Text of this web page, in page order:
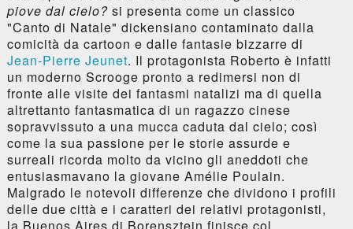
piove dal cielo?si presenta come un classico
"Canto di Natale" dickensiano contaminato dalla
comicità da cartoon e dalle fantasie bizzarre di
Jean-Pierre Jeunet. Il protagonista Roberto è infatti
un moderno Scrooge pronto a redimersi non di
fronte alle visite dei fantasmi natalizi ma di quella
altrettanto fantasmatica di un ragazzo cinese
sopravvissuto a una mucca caduta dal cielo; così
come la sua passione per le storie assurde e
surreali ricorda molto da vicino gli aneddoti che
entusiasmavano la giovane Amélie Poulain.
Malgrado le notevoli differenze che dividono i profili
delle due città e i caratteri dei relativi protagonisti,
la Buenos Aires di Borensztein finisce col